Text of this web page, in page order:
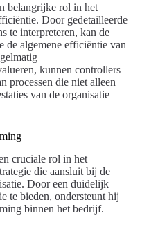
belangrijke rol in het
Door gedetailleerde
te interpreteren, kan de
de algemene efficiëntie van
kunnen controllers
processen die niet alleen
van de organisatie
cruciale rol in het
die aansluit bij de
Door een duidelijk
te bieden, ondersteunt hij
binnen het bedrijf.